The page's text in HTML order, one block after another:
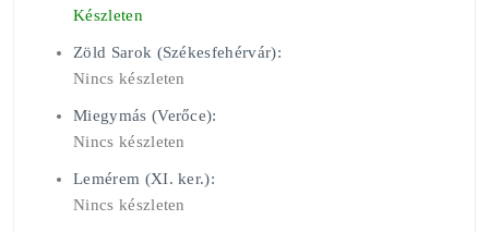
Készleten
Zöld Sarok (Székesfehérvár):
Nincs készleten
Miegymás (Verőce):
Nincs készleten
Lemérem (XI. ker.):
Nincs készleten